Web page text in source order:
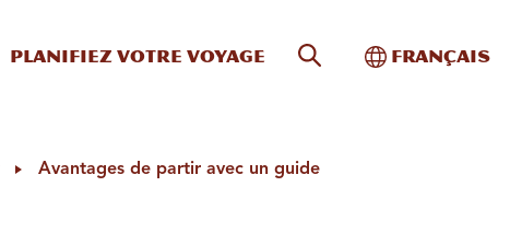
Planifiez votre voyage Recherche sur le
Basculer
Français
Avantages de partir avec un guide